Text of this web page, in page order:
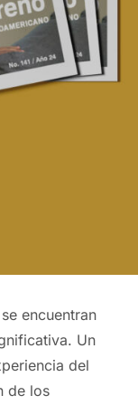
encuentran
Un
del
de los